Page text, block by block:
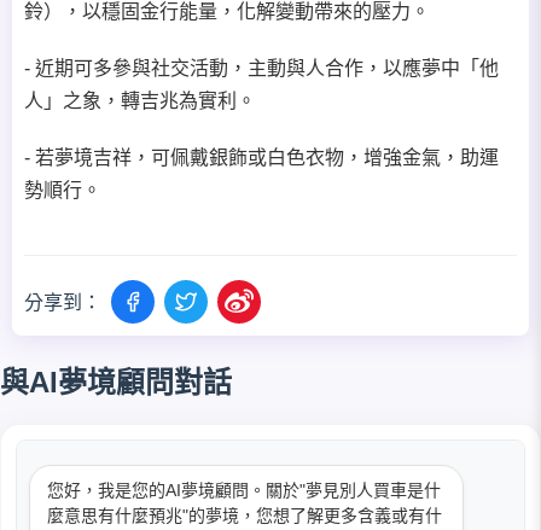
鈴），以穩固金行能量，化解變動帶來的壓力。
- 近期可多參與社交活動，主動與人合作，以應夢中「他
人」之象，轉吉兆為實利。
- 若夢境吉祥，可佩戴銀飾或白色衣物，增強金氣，助運
勢順行。
分享到：
與AI夢境顧問對話
您好，我是您的AI夢境顧問。關於"夢見別人買車是什
麼意思有什麼預兆"的夢境，您想了解更多含義或有什